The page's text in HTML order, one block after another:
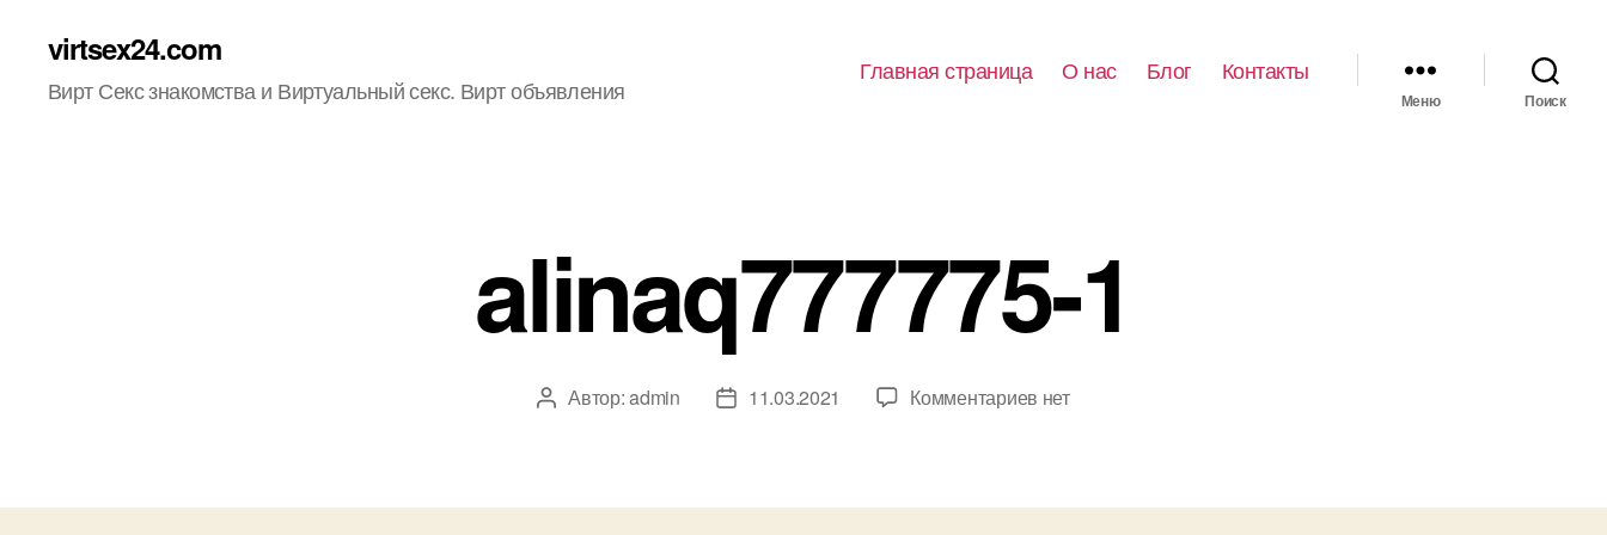
virtsex24.com
Вирт Секс знакомства и Виртуальный секс. Вирт объявления
Главная страница О нас Блог Контакты
Меню Поиск
alinaq777775-1
Автор
Автор:admin
Дата11.03.2021 Комментариевкнет